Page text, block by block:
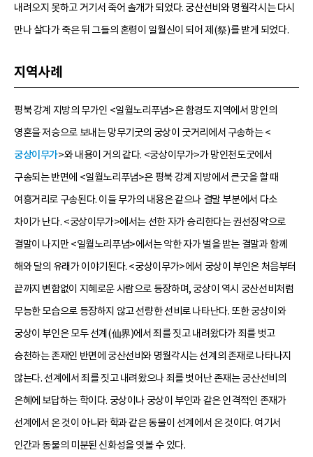
내려오지 못하고 거기서 죽어 솔개가 되었다. 궁산선비와 명월각시는 다시
만나 살다가 죽은 뒤 그들의 혼령이 일월신이 되어 제(祭)를 받게 되었다.
지역사례
평북 강계 지방의 무가인 <일월노리푸념>은 함경도 지역에서 망인의
영혼을 저승으로 보내는 망무기굿의 궁상이 굿거리에서 구송하는 <
궁상이무가>와 내용이 거의 같다. <궁상이무가>가 망인천도굿에서
구송되는 반면에 <일월노리푸념>은 평북 강계 지방에서 큰굿을 할 때
여흥거리로 구송된다. 이들 무가의 내용은 같으나 결말 부분에서 다소
차이가 난다. <궁상이무가>에서는 선한 자가 승리한다는 권선징악으로
결말이 나지만 <일월노리푸념>에서는 악한 자가 벌을 받는 결말과 함께
해와 달의 유래가 이야기된다. <궁상이무가>에서 궁상이 부인은 처음부터
끝까지 변함없이 지혜로운 사람으로 등장하며, 궁상이 역시 궁산선비처럼
무능한 모습으로 등장하지 않고 선량한 선비로 나타난다. 또한 궁상이와
궁상이 부인은 모두 선계(仙界)에서 죄를 짓고 내려왔다가 죄를 벗고
승천하는 존재인 반면에 궁산선비와 명월각시는 선계의 존재로 나타나지
않는다. 선계에서 죄를 짓고 내려왔으나 죄를 벗어난 존재는 궁산선비의
은혜에 보답하는 학이다. 궁상이나 궁상이 부인과 같은 인격적인 존재가
선계에서 온 것이 아니라 학과 같은 동물이 선계에서 온 것이다. 여기서
인간과 동물의 미분된 신화성을 엿볼 수 있다.